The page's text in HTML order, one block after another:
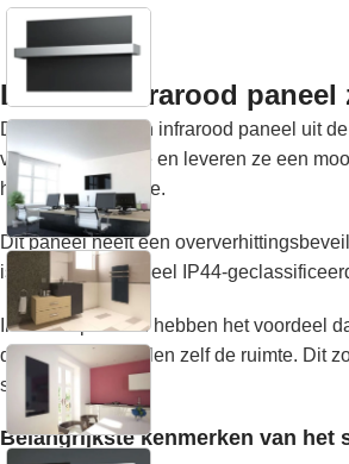
Ecosun Infrarood paneel
Dit zwarte Ecosun infrarood paneel uit
vrijwel elke ruimte en leveren ze een
hoge warmteafgifte.
Dit paneel heeft een
is dit infraroodpaneel IP44-
Infrarood panelen hebben het voordeel
de infrarood panelen zelf de ruimte. Dit
stookkosten.
Belangrijkste kenmerken van het